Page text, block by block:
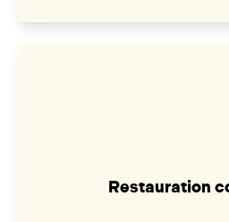
Restauration